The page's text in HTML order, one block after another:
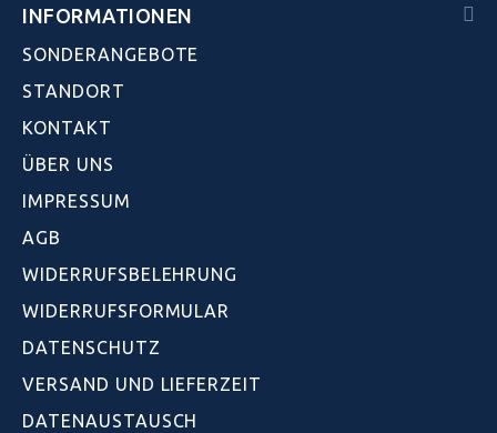
INFORMATIONEN
SONDERANGEBOTE
STANDORT
KONTAKT
ÜBER UNS
IMPRESSUM
AGB
WIDERRUFSBELEHRUNG
WIDERRUFSFORMULAR
DATENSCHUTZ
VERSAND UND LIEFERZEIT
DATENAUSTAUSCH